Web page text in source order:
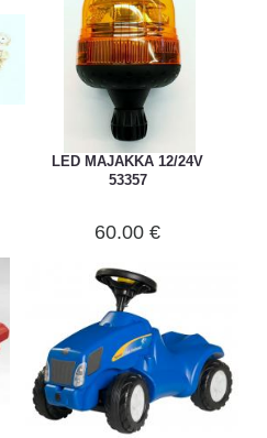
LED MAJAKKA 12/24V
53357
60.00 €